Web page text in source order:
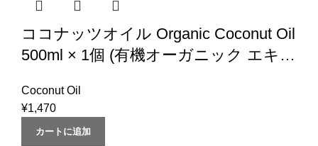
ココナッツオイル Organic Coconut Oil
500ml × 1個 (有機オーガニック エキス
Natural
Coconut Oil
¥1,470
カートに追加